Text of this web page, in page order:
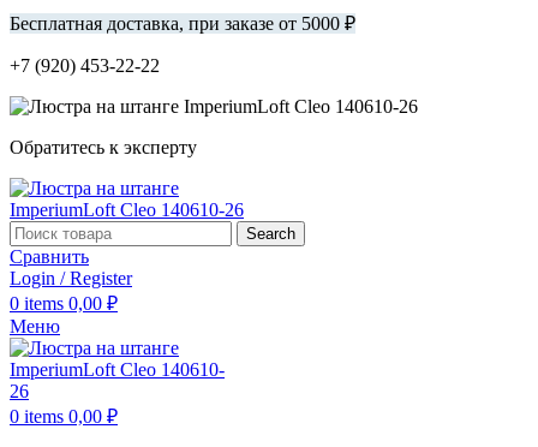
Бесплатная доставка, при заказе от 5000 ₽
+7 (920) 453-22-22
Обратитесь к эксперту
Search
Сравнить
Login / Register
0 items 0,00 ₽
Меню
0 items 0,00 ₽